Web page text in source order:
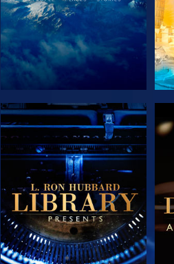
DÉCOUVRIR LES SÉRIES